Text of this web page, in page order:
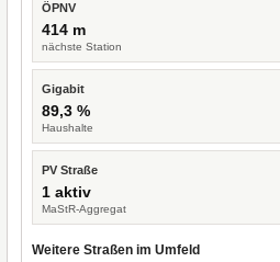
ÖPNV
414 m
nächste Station
Gigabit
89,3 %
Haushalte
PV Straße
1 aktiv
MaStR-Aggregat
Weitere Straßen im Umfeld